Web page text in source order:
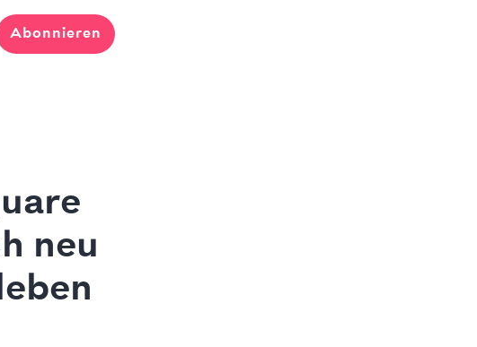
Abonnieren
neu